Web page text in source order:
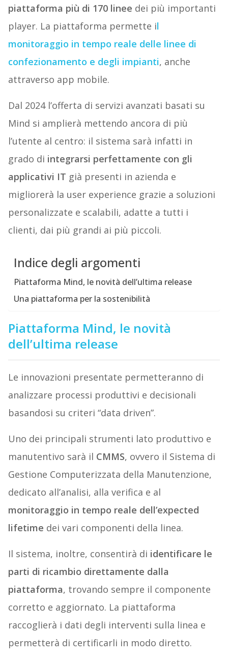
piattaforma più di 170 linee dei più importanti
player. La piattaforma permette il
monitoraggio in tempo reale delle linee di
confezionamento e degli impianti, anche
attraverso app mobile.
Dal 2024 l’offerta di servizi avanzati basati su
Mind si amplierà mettendo ancora di più
l’utente al centro: il sistema sarà infatti in
grado di integrarsi perfettamente con gli
applicativi IT già presenti in azienda e
migliorerà la user experience grazie a soluzioni
personalizzate e scalabili, adatte a tutti i
clienti, dai più grandi ai più piccoli.
Indice degli argomenti
Piattaforma Mind, le novità dell’ultima release
Una piattaforma per la sostenibilità
Piattaforma Mind, le novità
dell’ultima release
Le innovazioni presentate permetteranno di
analizzare processi produttivi e decisionali
basandosi su criteri “data driven”.
Uno dei principali strumenti lato produttivo e
manutentivo sarà il CMMS, ovvero il Sistema di
Gestione Computerizzata della Manutenzione,
dedicato all’analisi, alla verifica e al
monitoraggio in tempo reale dell’expected
lifetime dei vari componenti della linea.
Il sistema, inoltre, consentirà di identificare le
parti di ricambio direttamente dalla
piattaforma, trovando sempre il componente
corretto e aggiornato. La piattaforma
raccoglierà i dati degli interventi sulla linea e
permetterà di certificarli in modo diretto.